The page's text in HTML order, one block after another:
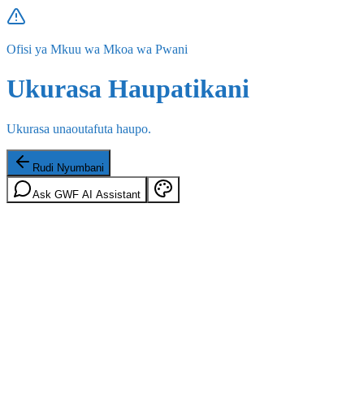
Ofisi ya Mkuu wa Mkoa wa Pwani
Ukurasa Haupatikani
Ukurasa unaoutafuta haupo.
Rudi Nyumbani
Ask GWF AI Assistant